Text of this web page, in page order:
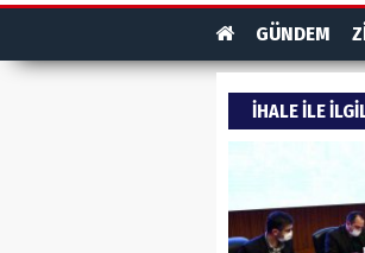
GÜNDEM
IHALE ILE